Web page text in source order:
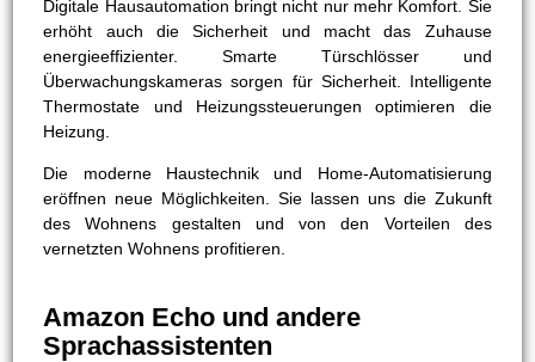
Digitale Hausautomation bringt nicht nur mehr Komfort. Sie
erhöht auch die Sicherheit und macht das Zuhause
energieeffizienter. Smarte Türschlösser und
Überwachungskameras sorgen für Sicherheit. Intelligente
Thermostate und Heizungssteuerungen optimieren die
Heizung.
Die moderne Haustechnik und Home-Automatisierung
eröffnen neue Möglichkeiten. Sie lassen uns die Zukunft
des Wohnens gestalten und von den Vorteilen des
vernetzten Wohnens profitieren.
Amazon Echo und andere
Sprachassistenten